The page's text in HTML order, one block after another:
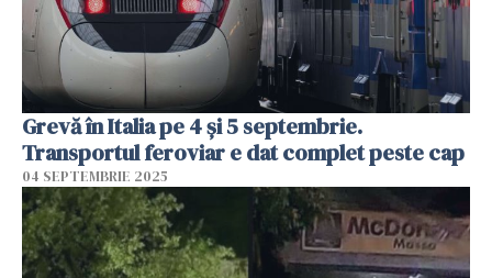
Grevă în Italia pe 4 și 5 septembrie.
Transportul feroviar e dat complet peste cap
04 SEPTEMBRIE 2025